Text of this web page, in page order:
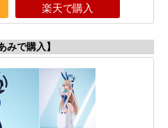
楽天で購入
みで購入】